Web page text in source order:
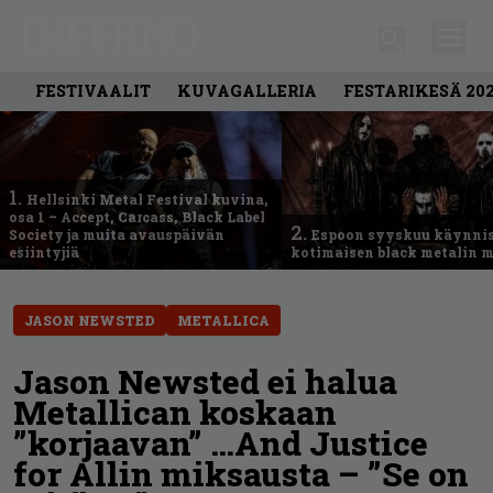
FESTIVAALIT KUVAGALLERIA FESTARIKESÄ
1. Hellsinki Metal Festival kuvina,
osa 1 – Accept, Carcass, Black Label
Society ja muita avauspäivän
esiintyjiä
2. Espoon syyskuu
kotimaisen black metalin
JASON NEWSTED METALLICA
Jason Newsted ei halua
Metallican koskaan
”korjaavan” …And Justice
for Allin miksausta – ”Se on